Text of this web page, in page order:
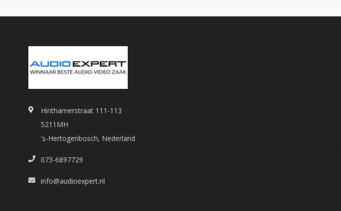
Hinthamerstraat 111-113
5211MH
's-Hertogenbosch, Nederland
073-6897729
info@audioexpert.nl